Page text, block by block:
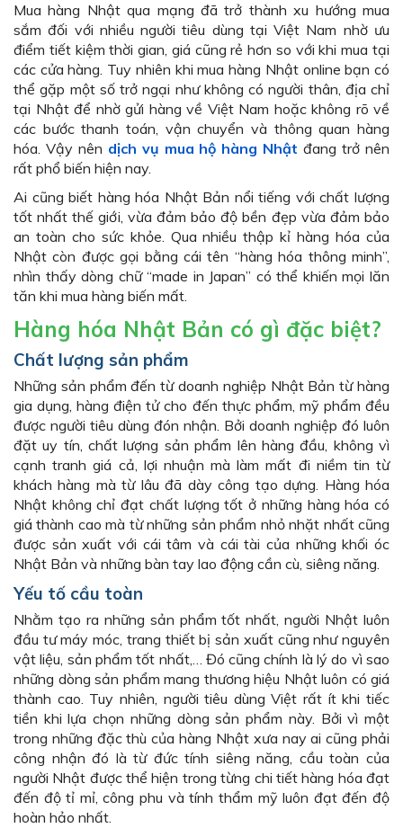
Mua hàng Nhật qua mạng đã trở thành xu hướng mua
sắm đối với nhiều người tiêu dùng tại Việt Nam nhờ ưu
điểm tiết kiệm thời gian, giá cũng rẻ hơn so với khi mua tại
các cửa hàng. Tuy nhiên khi mua hàng Nhật online bạn có
thể gặp một số trở ngại như không có người thân, địa chỉ
tại Nhật để nhờ gửi hàng về Việt Nam hoặc không rõ về
các bước thanh toán, vận chuyển và thông quan hàng
hóa. Vậy nên dịch vụ mua hộ hàng Nhật đang trở nên
rất phổ biến hiện nay.
Ai cũng biết hàng hóa Nhật Bản nổi tiếng với chất lượng
tốt nhất thế giới, vừa đảm bảo độ bền đẹp vừa đảm bảo
an toàn cho sức khỏe. Qua nhiều thập kỉ hàng hóa của
Nhật còn được gọi bằng cái tên “hàng hóa thông minh”,
nhìn thấy dòng chữ “made in Japan” có thể khiến mọi lăn
tăn khi mua hàng biến mất.
Hàng hóa Nhật Bản có gì đặc biệt?
Chất lượng sản phẩm
Những sản phẩm đến từ doanh nghiệp Nhật Bản từ hàng
gia dụng, hàng điện tử cho đến thực phẩm, mỹ phẩm đều
được người tiêu dùng đón nhận. Bởi doanh nghiệp đó luôn
đặt uy tín, chất lượng sản phẩm lên hàng đầu, không vì
cạnh tranh giá cả, lợi nhuận mà làm mất đi niềm tin từ
khách hàng mà từ lâu đã dày công tạo dựng. Hàng hóa
Nhật không chỉ đạt chất lượng tốt ở những hàng hóa có
giá thành cao mà từ những sản phẩm nhỏ nhặt nhất cũng
được sản xuất với cái tâm và cái tài của những khối óc
Nhật Bản và những bàn tay lao động cần cù, siêng năng.
Yếu tố cầu toàn
Nhằm tạo ra những sản phẩm tốt nhất, người Nhật luôn
đầu tư máy móc, trang thiết bị sản xuất cũng như nguyên
vật liệu, sản phẩm tốt nhất,… Đó cũng chính là lý do vì sao
những dòng sản phẩm mang thương hiệu Nhật luôn có giá
thành cao. Tuy nhiên, người tiêu dùng Việt rất ít khi tiếc
tiền khi lựa chọn những dòng sản phẩm này. Bởi vì một
trong những đặc thù của hàng Nhật xưa nay ai cũng phải
công nhận đó là từ đức tính siêng năng, cầu toàn của
người Nhật được thể hiện trong từng chi tiết hàng hóa đạt
đến độ tỉ mỉ, công phu và tính thẩm mỹ luôn đạt đến độ
hoàn hảo nhất.